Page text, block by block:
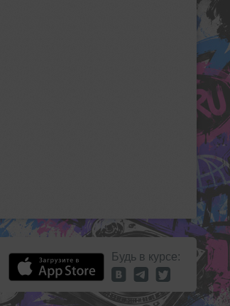
Будь в курсе: